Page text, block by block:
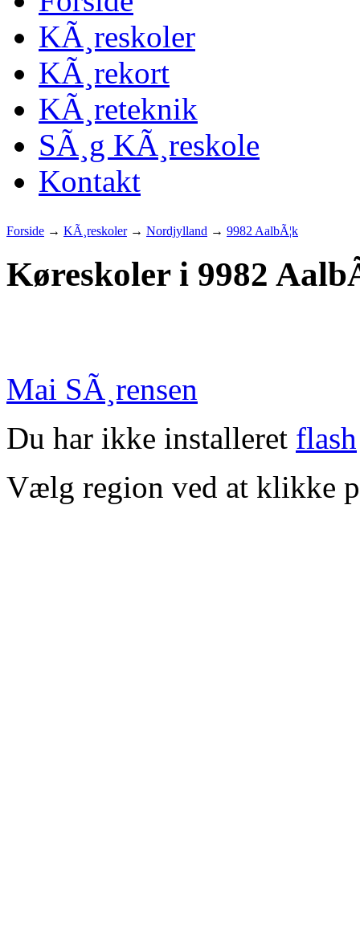
KÃ¸reskoler
KÃ¸rekort
KÃ¸reteknik
SÃ¸g KÃ¸reskole
Kontakt
Forside → KÃ¸reskoler→ Nordjylland → 9982 AalbÃ¦k
Køreskoler i 9982
Mai SÃ¸rensen
Du har ikke installeret flash
Vælg region ved at klikke